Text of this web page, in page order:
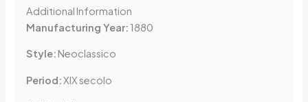
Additional Information
Manufacturing Year:1880
Style: Neoclassico
Period:XIX secolo